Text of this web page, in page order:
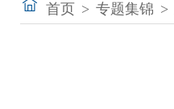
首页 > 专题集锦 >